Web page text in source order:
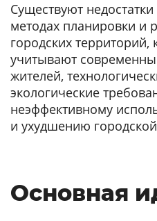
Существуют
методах планировки и
городских территорий,
учитывают
жителей,
экологические
неэффективному
и ухудшению
Основная